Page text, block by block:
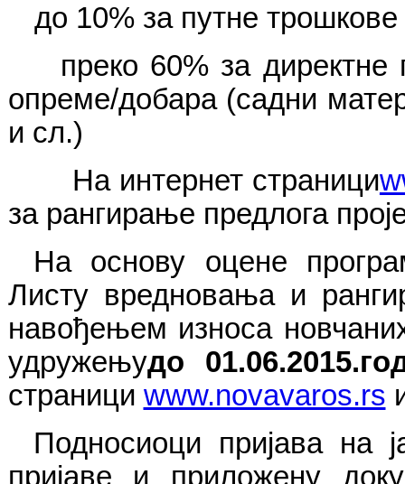
до 10% за путне
преко 60% за директне
опреме/добара (садни
и сл.)
На интернет страници
за рангирање предлога
На основу оцене
Листу вредновања и
навођењем износа
удружењудо
страници www.novavaros.rs
Подносиоци пријава на
пријаве и приложену